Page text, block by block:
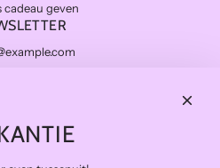
cadeau geven
en zo duurzaam mogelijk.